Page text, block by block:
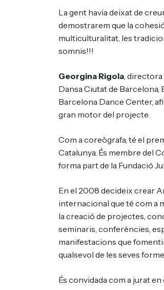
La gent havia deixat de
demostrarem que la
multiculturalitat, les
somnis!!!
Georgina Rigola, directora
Dansa Ciutat de
Barcelona Dance Center,
gran motor del projecte.
Com a coreògrafa, té el
Catalunya. És membre del
forma part de la Fundació
En el 2008 decideix crear
internacional que té com a
la creació de projectes,
seminaris, conferències,
manifestacions que
qualsevol de les seves
És convidada com a jurat